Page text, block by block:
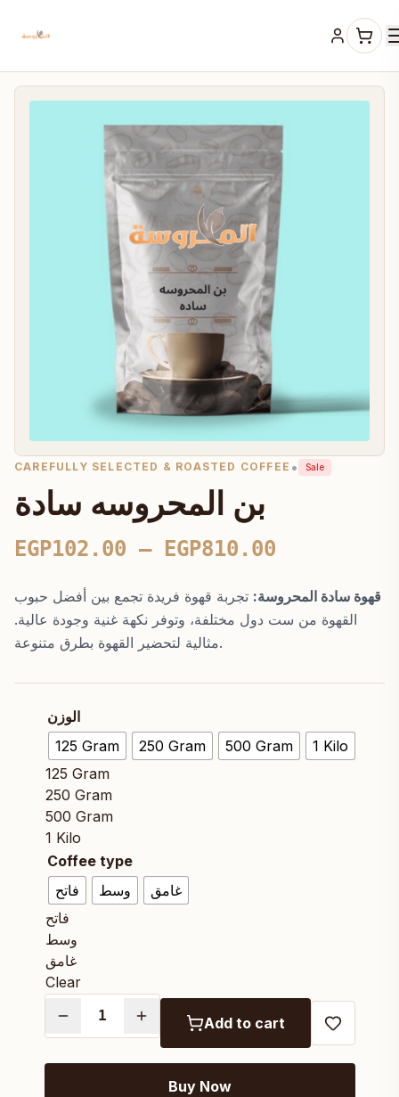
CAREFULLY SELECTED & ROASTED COFFEE • Sale
بن المحروسه سادة
EGP102.00 – EGP810.00
EGP102.00
through
قهوة سادة المحروسة: تجربة قهوة فريدة تجمع بين أفضل حبوب
القهوة من ست دول مختلفة، وتوفر نكهة غنية وجودة عالية.
مثالية لتحضير القهوة بطرق متنوعة.
الوزن
125 Gram
250 Gram 500 Gram
1 Kilo
125 Gram
250 Gram
500 Gram
1 Kilo
Coffee type
فاتح
وسط
غامق
فاتح
وسط
غامق
Clear
Add to cart
Buy Now